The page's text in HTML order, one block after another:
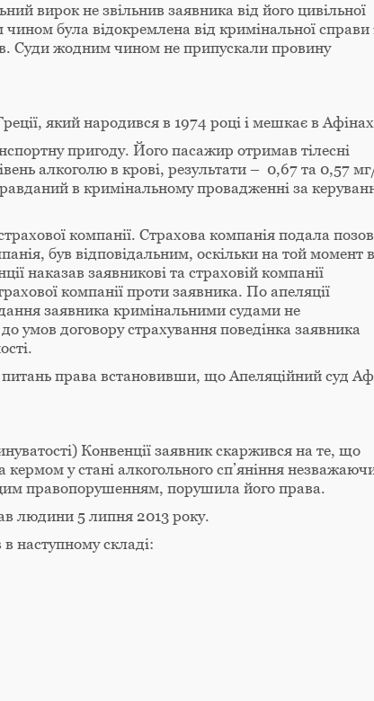
вирок не звільнив заявника від його цивільної
була відокремлена від кримінальної справи
Суди жодним чином не припускали провину
який народився в 1974 році і мешкає в
пригоду. Його пасажир отримав тілесні
алкоголю в крові, результати – 0,67 та 0,57
в кримінальному провадженні за
компанії. Страхова компанія подала позов
був відповідальним, оскільки на той момент
наказав заявникові та страховій компанії
компанії проти заявника. По апеляції
заявника кримінальними судами не
умов договору страхування поведінка заявника
права встановивши, що Апеляційний суд
Конвенції заявник скаржився на те, що
кермом у стані алкогольного сп’яніння
правопорушенням, порушила його права.
людини 5 липня 2013 року.
наступному складі: